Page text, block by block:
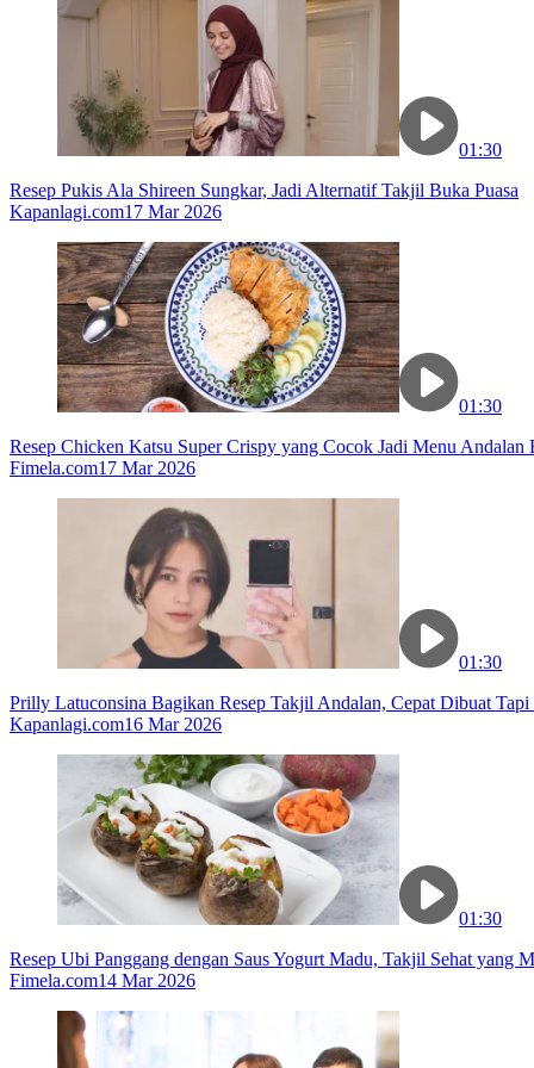
01:30
Resep Pukis Ala Shireen Sungkar, Jadi Alternatif Takjil Buka Puasa
Kapanlagi.com17 Mar 2026
01:30
Resep Chicken Katsu Super Crispy yang Cocok Jadi Menu Andalan
Fimela.com17 Mar 2026
01:30
Prilly Latuconsina Bagikan Resep Takjil Andalan, Cepat Dibuat Tapi
Kapanlagi.com16 Mar 2026
01:30
Resep Ubi Panggang dengan Saus Yogurt Madu, Takjil Sehat yang
Fimela.com14 Mar 2026